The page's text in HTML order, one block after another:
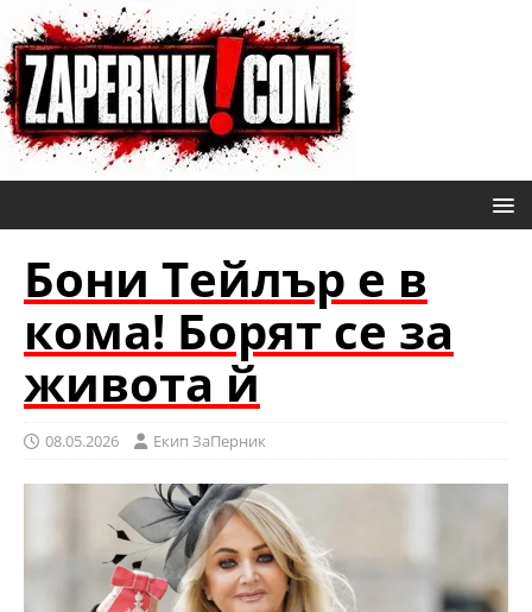
Бони Тейлър е в
кома! Борят се за
живота й
08.05.2026 Eкип ЗаПерник